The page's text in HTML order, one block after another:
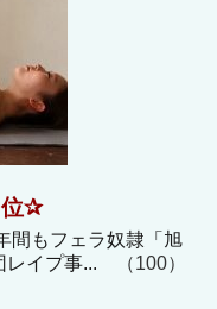
位✰
間もフェラ奴隷「旭
レイプ事... （100）